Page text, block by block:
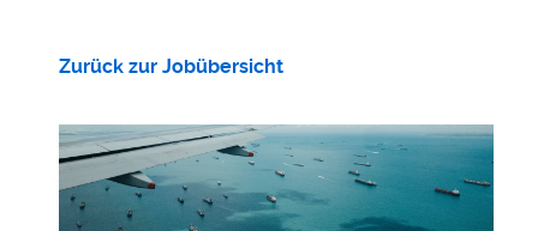
Zurück zur Jobübersicht